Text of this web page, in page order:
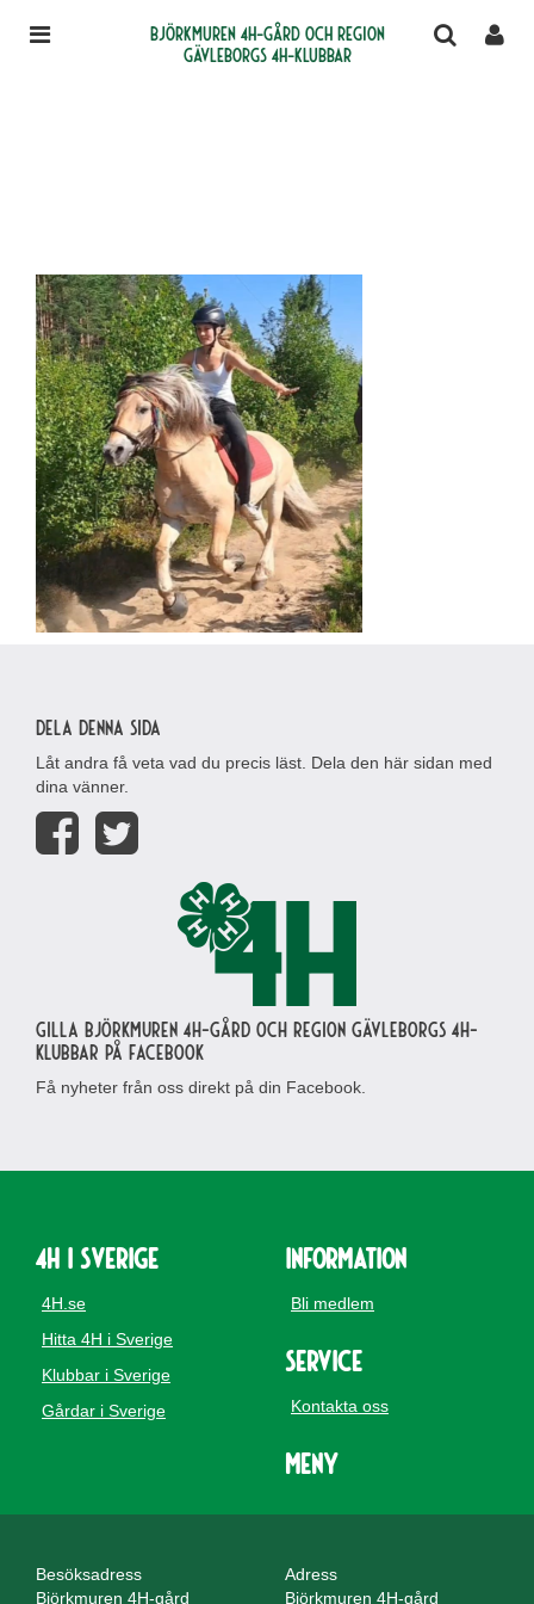
Björkmuren 4H-gård och region
Gävleborgs 4H-klubbar
Dela denna sida
Låt andra få veta vad du precis läst. Dela den här sidan med
dina vänner.
Gilla Björkmuren 4H-gård och region Gävleborgs 4H-
klubbar på Facebook
Få nyheter från oss direkt på din Facebook.
4H i Sverige
4H.se
Hitta 4H i Sverige
Klubbar i Sverige
Gårdar i Sverige
Information
Bli medlem
Service
Kontakta oss
Meny
Besöksadress
Björkmuren 4H-gård
Adress
Björkmuren 4H-gård